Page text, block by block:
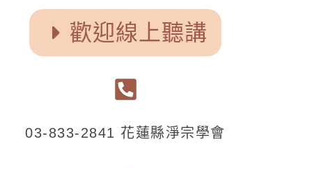
歡迎線上聽講
03-833-2841 花蓮縣淨宗學會